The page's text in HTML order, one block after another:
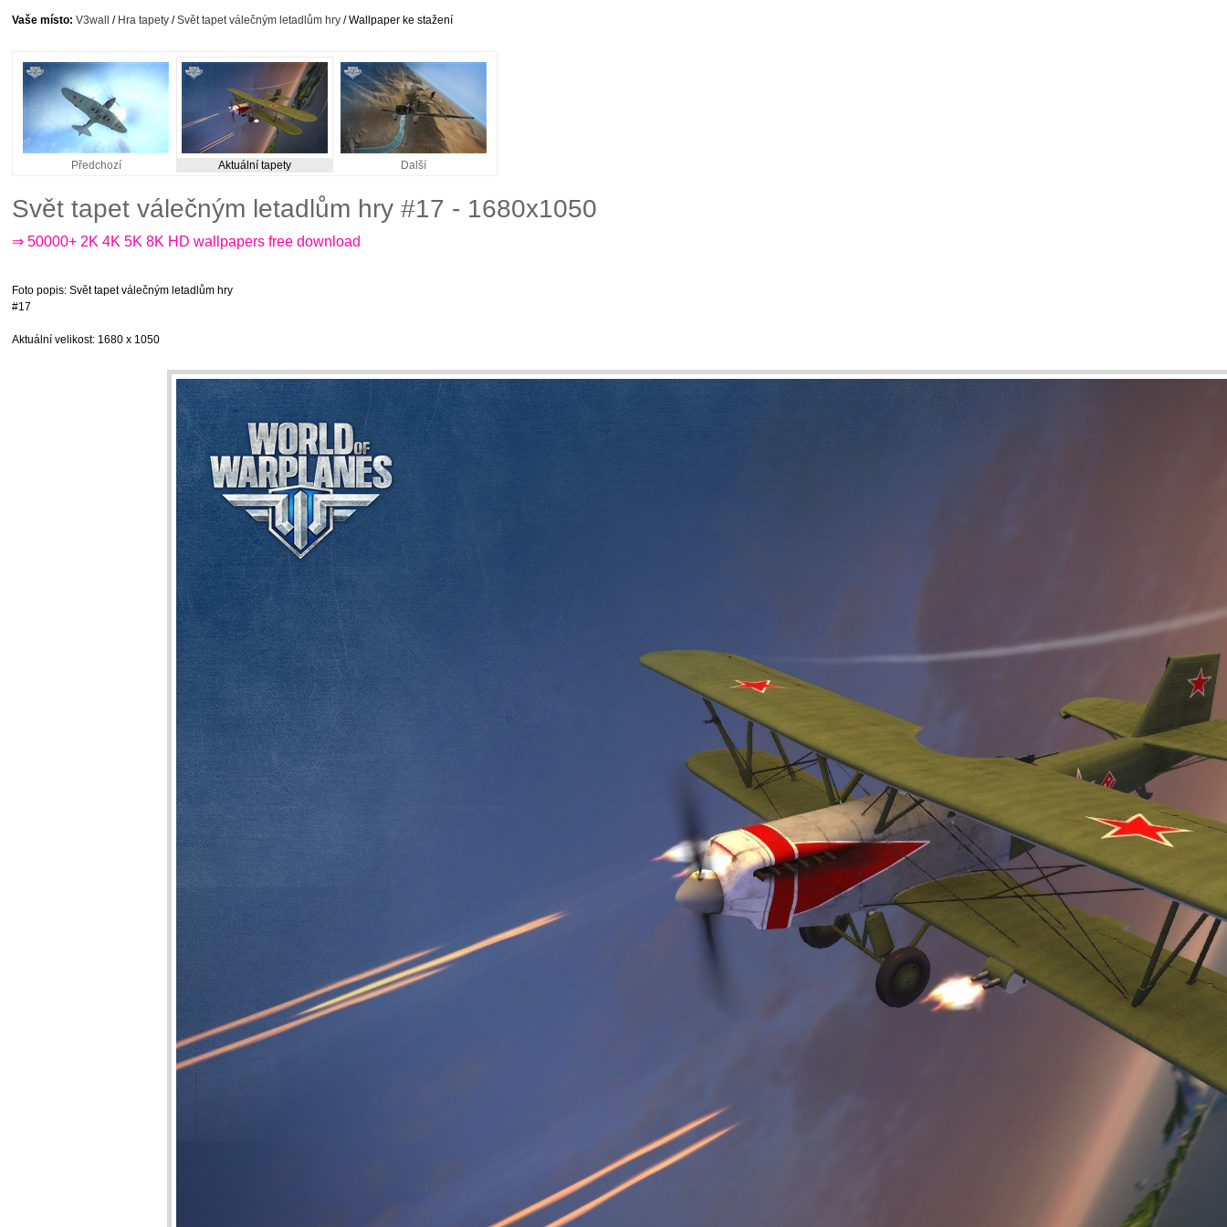
Vaše místo: V3wall / Hra tapety /Svět tapet válečným letadlům hry / Wallpaper ke stažení
Předchozí Aktuální tapety Další
Svět tapet válečným letadlům hry #17 - 1680x1050
⇒ 50000+ 2K 4K 5K 8K HD wallpapers free download
Foto popis: Svět tapet válečným letadlům hry
#17
Aktuální velikost: 1680 x 1050